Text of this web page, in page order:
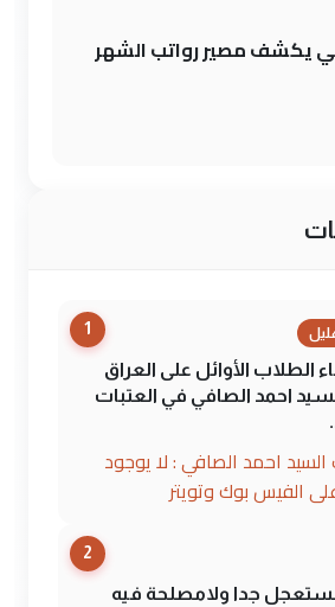
يكشف مصير رواتب الشهر
1
الطلاب الأوائل على العراق
احمد الصافي في العتبات
احمد الصافي : لا يوجود
الفيس بوك وتويتر
2
مستعجل جدا ولامصلحة فيه